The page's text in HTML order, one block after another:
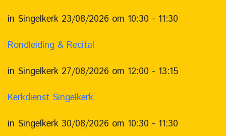
in Singelkerk 23/08/2026 om 10:30 - 11:30
Rondleiding & Recital
in Singelkerk 27/08/2026 om 12:00 - 13:15
Kerkdienst Singelkerk
in Singelkerk 30/08/2026 om 10:30 - 11:30